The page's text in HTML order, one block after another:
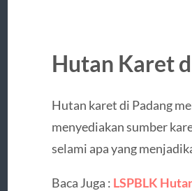
Hutan Karet
Hutan karet di Padang
menyediakan sumber
selami apa yang
Baca Juga : LSPBLK